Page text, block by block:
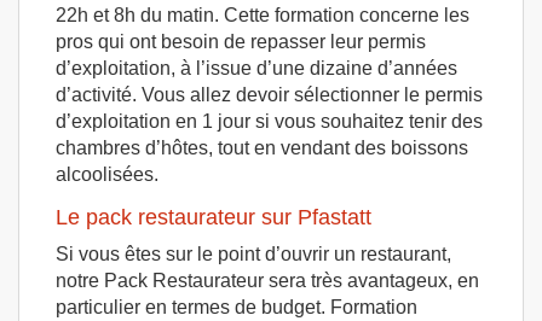
22h et 8h du matin. Cette formation concerne les
pros qui ont besoin de repasser leur permis
d’exploitation, à l’issue d’une dizaine d’années
d’activité. Vous allez devoir sélectionner le permis
d’exploitation en 1 jour si vous souhaitez tenir des
chambres d’hôtes, tout en vendant des boissons
alcoolisées.
Le pack restaurateur sur Pfastatt
Si vous êtes sur le point d’ouvrir un restaurant,
notre Pack Restaurateur sera très avantageux, en
particulier en termes de budget. Formation